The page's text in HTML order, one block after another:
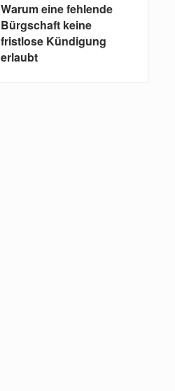
Warum eine fehlende
Bürgschaft keine
fristlose Kündigung
erlaubt